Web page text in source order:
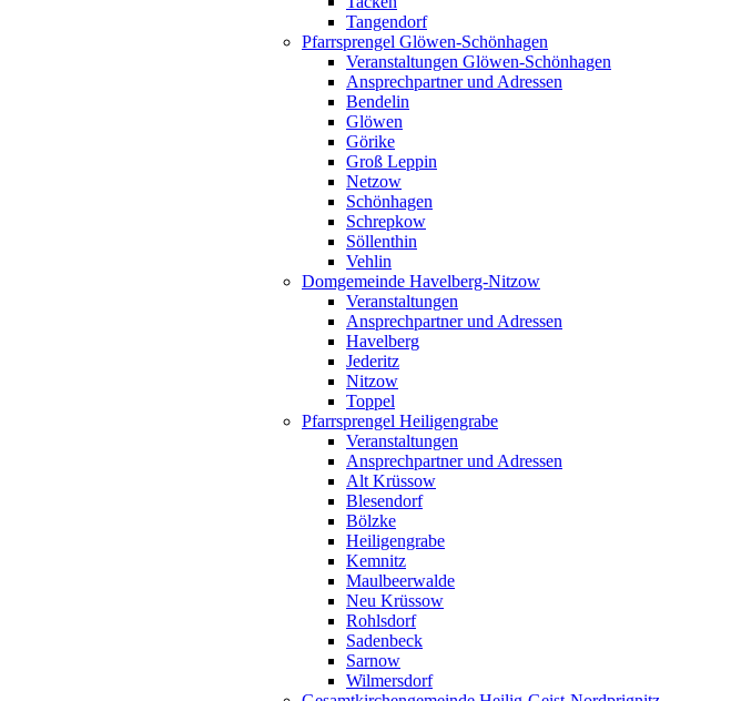
Tangendorf
Pfarrsprengel Glöwen-Schönhagen
Veranstaltungen Glöwen-Schönhagen
Ansprechpartner und Adressen
Bendelin
Glöwen
Görike
Groß Leppin
Netzow
Schönhagen
Schrepkow
Söllenthin
Vehlin
Domgemeinde Havelberg-Nitzow
Veranstaltungen
Ansprechpartner und Adressen
Havelberg
Jederitz
Nitzow
Toppel
Pfarrsprengel Heiligengrabe
Veranstaltungen
Ansprechpartner und Adressen
Alt Krüssow
Blesendorf
Bölzke
Heiligengrabe
Kemnitz
Maulbeerwalde
Neu Krüssow
Rohlsdorf
Sadenbeck
Sarnow
Wilmersdorf